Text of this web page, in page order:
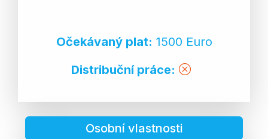
Očekávaný plat: 1500 Euro
Distribuční práce:
Osobní vlastnosti